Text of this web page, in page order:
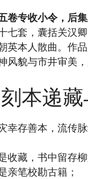
卷专收小令，后
七套，囊括关汉
英本人散曲。作
风貌与市井审美
本递
幸存善本，流传脉
收藏，书中留存
亲笔校勘古籍；